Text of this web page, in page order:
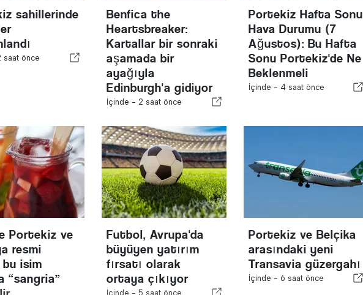
sahillerinde
saat önce
Benfica the
Heartsbreaker:
Kartallar bir sonraki
aşamada bir
ayağıyla
Edinburgh'a gidiyor
İçinde - 2 saat önce
Portekiz Hafta Sonu
Hava Durumu (7
Ağustos): Bu Hafta
Sonu Portekiz'de Ne
Beklenmeli
İçinde - 4 saat önce
Portekiz ve
resmi
isim
“sangria”
Futbol, Avrupa'da
büyüyen yatırım
fırsatı olarak
ortaya çıkıyor
İçinde -5 saat önce
Portekiz ve Belçika
arasındaki yeni
Transavia güzergahı
İçinde - 6 saat önce